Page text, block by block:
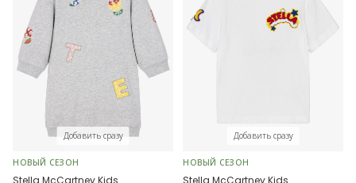
Добавить сразу
НОВЫЙ СЕЗОН
Добавить сразу
НОВЫЙ СЕЗОН